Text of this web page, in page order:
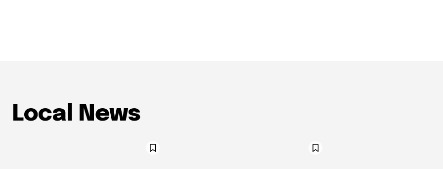
Local News